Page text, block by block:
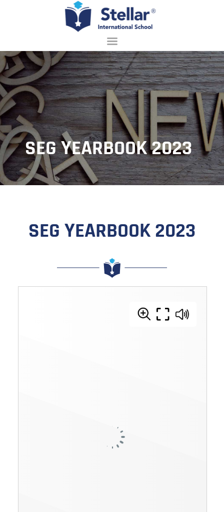
홈페이지
회사 소개
입학 안내
배우기
학교 생활
접촉
한국어
SEG YEARBOOK 2023
SEG YEARBOOK 2023